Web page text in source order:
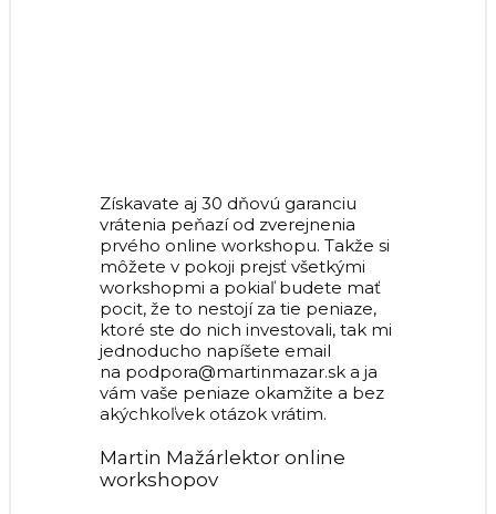
Získavate aj 30 dňovú garanciu
vrátenia peňazí od zverejnenia
prvého online workshopu. Takže si
môžete v pokoji prejsť všetkými
workshopmi a pokiaľ budete mať
pocit, že to nestojí za tie peniaze,
ktoré ste do nich investovali, tak mi
jednoducho napíšete email
na podpora@martinmazar.sk a ja
vám vaše peniaze okamžite a bez
akýchkoľvek otázok vrátim.
Martin Mažár lektor online
workshopov